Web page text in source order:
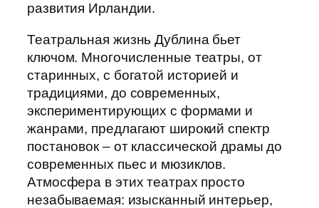
развития Ирландии.
Театральная жизнь Дублина бьет
ключом. Многочисленные театры, от
старинных, с богатой историей и
традициями, до современных,
экспериментирующих с формами и
жанрами, предлагают широкий спектр
постановок – от классической драмы до
современных пьес и мюзиклов.
Атмосфера в этих театрах просто
незабываемая: изысканный интерьер,